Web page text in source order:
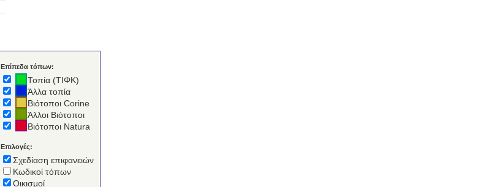
Επίπεδα τόπων:
Τοπία (ΤΙΦΚ)
Άλλα τοπία
Βιότοποι Corine
Άλλοι Βιότοποι
Βιότοποι Natura
Επιλογές:
Σχεδίαση επιφανειών
Κωδικοί τόπων
Οικισμοί